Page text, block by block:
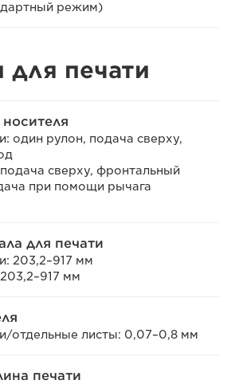
режим)
для печати
один рулон, подача сверху,
сверху, фронтальный
при помощи рычага
для печати
203,2–917 мм
мм
отдельные листы: 0,07–0,8 мм
печати